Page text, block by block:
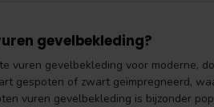
gevelbekleding?
vuren gevelbekleding voor moderne,
gespoten of zwart geïmpregneerd,
vuren gevelbekleding is bijzonder